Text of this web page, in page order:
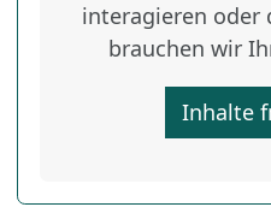
interagieren oder
brauchen wir
Inhalte